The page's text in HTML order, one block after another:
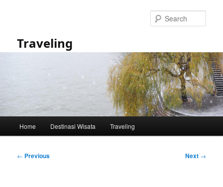
Traveling
Home Destinasi Wisata Traveling
Post
← Previous Next →